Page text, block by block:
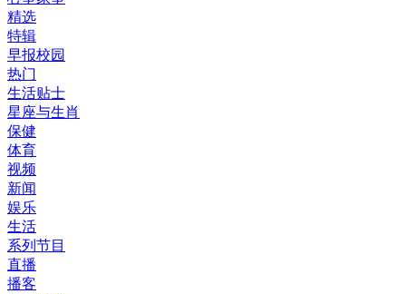
精选
特辑
早报校园
热门
生活贴士
星座与生肖
保健
体育
视频
新闻
娱乐
生活
系列节目
直播
播客